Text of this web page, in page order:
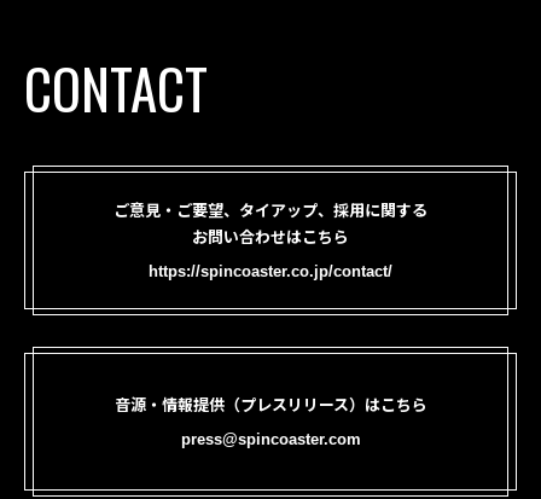
CONTACT
ご意見・ご要望、タイアップ、採用に関する
お問い合わせはこちら
https://spincoaster.co.jp/contact/
音源・情報提供（プレスリリース）はこちら
press@spincoaster.com